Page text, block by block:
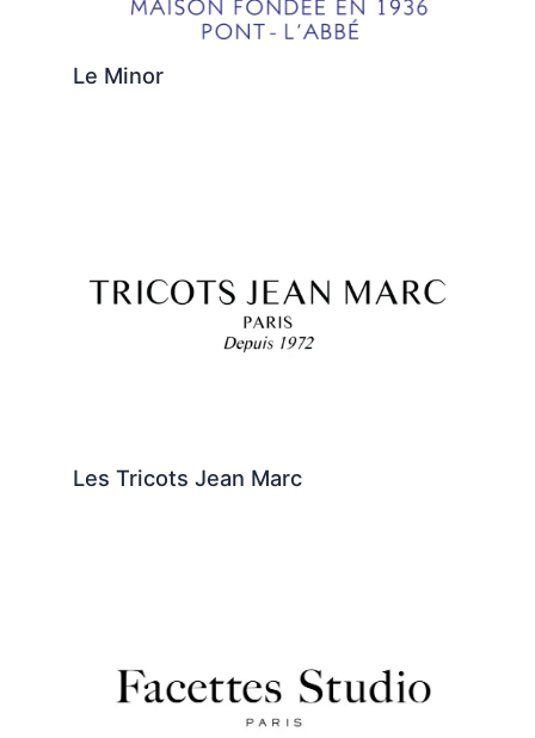
Le Minor
Les Tricots Jean Marc